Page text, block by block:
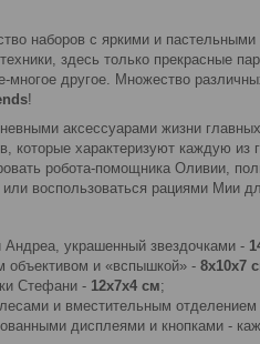
наборов с яркими и
здесь только прекрасные
многое другое. Множество
!
аксессуарами жизни
которые характеризуют каждую из
робота-помощника Оливии,
воспользоваться рациями Мии
украшенный звездочками -
объективом и «вспышкой» - 8х10х7
Стефани - 12х7х4 см;
и вместительным
дисплеями и кнопками -